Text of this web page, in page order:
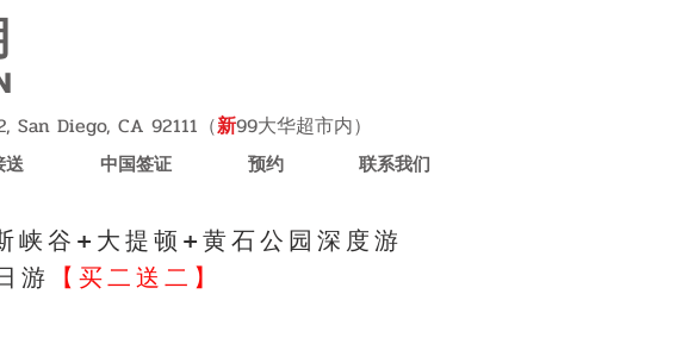
Diego, CA 92111（新99大华超市内）
送 中国签证 预约 联系我们
峡谷+大提顿+黄石公园深度游
游
【买二送二】